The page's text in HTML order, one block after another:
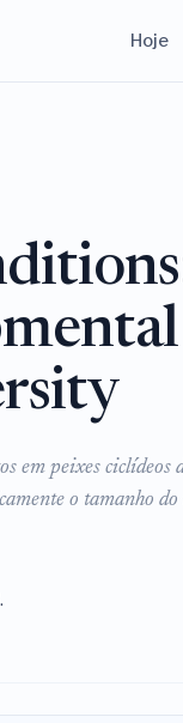
Hoje
em peixes
o tamanho